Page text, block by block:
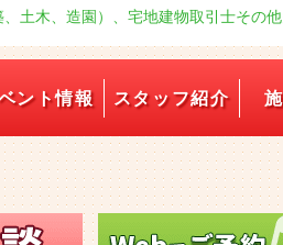
土木、造園）、宅地建物取引士その
ント情報 スタッフ紹介